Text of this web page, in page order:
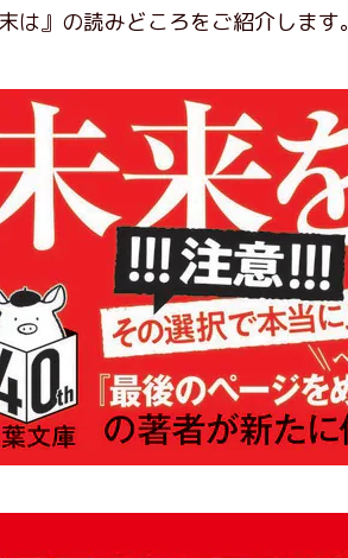
は』の読みどころをご紹介します。